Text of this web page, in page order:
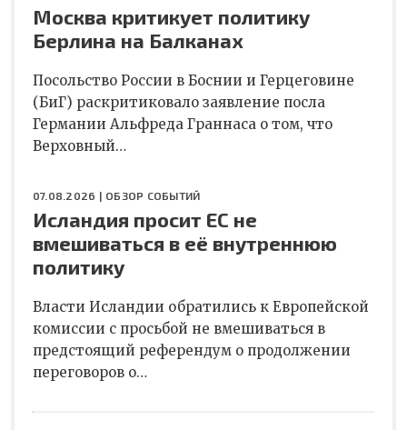
Москва критикует политику
Берлина на Балканах
Посольство России в Боснии и Герцеговине
(БиГ) раскритиковало заявление посла
Германии Альфреда Граннаса о том, что
Верховный…
07.08.2026 | ОБЗОР СОБЫТИЙ
Исландия просит ЕС не
вмешиваться в её внутреннюю
политику
Власти Исландии обратились к Европейской
комиссии с просьбой не вмешиваться в
предстоящий референдум о продолжении
переговоров о…